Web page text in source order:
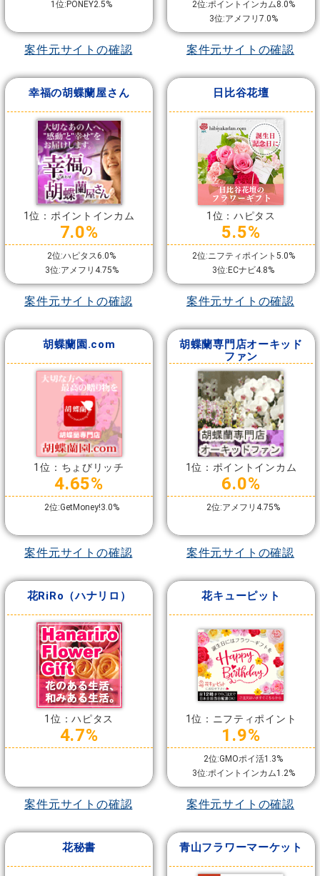
1位:PONEY2.5%
案件元サイトの確認
2位:ポイントインカム8.0%
3位:アメフリ7.0%
案件元サイトの確認
幸福の胡蝶蘭屋さん
1位：ポイントインカム
7.0%
2位:ハピタス6.0%
3位:アメフリ4.75%
案件元サイトの確認
日比谷花壇
1位：ハピタス
5.5%
2位:ニフティポイント5.0%
3位:ECナビ4.8%
案件元サイトの確認
胡蝶蘭園.com
1位：ちょびリッチ
4.65%
2位:GetMoney!3.0%
案件元サイトの確認
胡蝶蘭専門店オーキッド
ファン
1位：ポイントインカム
6.0%
2位:アメフリ4.75%
案件元サイトの確認
花RiRo（ハナリロ）
1位：ハピタス
4.7%
案件元サイトの確認
花キューピット
1位：ニフティポイント
1.9%
2位:GMOポイ活1.3%
3位:ポイントインカム1.2%
案件元サイトの確認
花秘書 青山フラワーマーケット